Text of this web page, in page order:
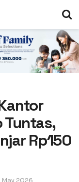
Tuntas,
Rp150